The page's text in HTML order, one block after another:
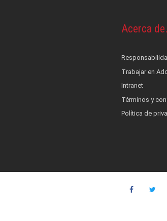
y piel
de infecciones
y Bombas de infusión
alerta, control, medición y monitoreo
Social Empresaria
Acerca
Trabajar en
Intranet
Términos y
Política de